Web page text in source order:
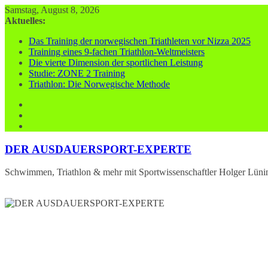
Zum
Inhalt
Samstag, August 8, 2026
Aktuelles:
Das Training der norwegischen Triathleten vor Nizza 2025
Training eines 9-fachen Triathlon-Weltmeisters
Die vierte Dimension der sportlichen Leistung
Studie: ZONE 2 Training
Triathlon: Die Norwegische Methode
DER AUSDAUERSPORT-EXPERTE
Schwimmen, Triathlon & mehr mit Sportwissenschaftler Holger